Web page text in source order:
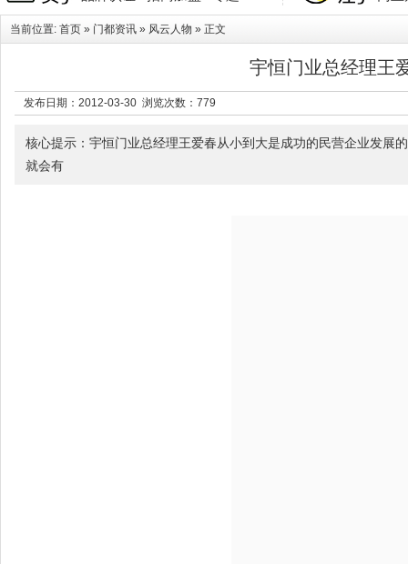
当前位置: 首页 » 门都资讯 » 风云人物 » 正文
宇恒门业总经理王
发布日期：2012-03-30 浏览次数： 779
核心提示：宇恒门业总经理王爱春从小到大是成功的民营企业发展
就会有